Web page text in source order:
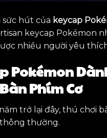
sức hút của keycap
keycap Pokémon
nhiều người yêu
Pokémon
Phím Cơ
trở lại đây, thú chơi
thường.